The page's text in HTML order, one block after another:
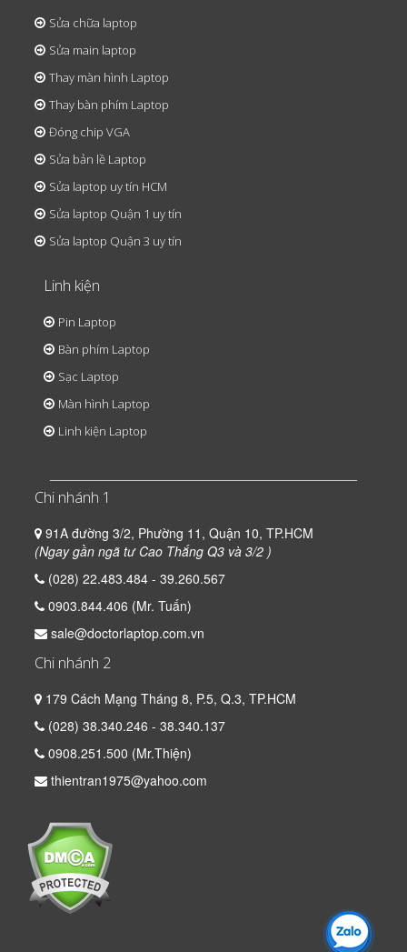
Sửa chữa laptop
Sửa main laptop
Thay màn hình Laptop
Thay bàn phím Laptop
Đóng chip VGA
Sửa bản lề Laptop
Sửa laptop uy tín HCM
Sửa laptop Quận 1 uy tín
Sửa laptop Quận 3 uy tín
Linh kiện
Pin Laptop
Bàn phím Laptop
Sạc Laptop
Màn hình Laptop
Linh kiện Laptop
Chi nhánh 1
91A đường 3/2, Phường 11, Quận 10, TP.HCM
(Ngay gần ngã tư Cao Thắng Q3 và 3/2 )
(028) 22.483.484 - 39.260.567
0903.844.406 (Mr. Tuấn)
sale@doctorlaptop.com.vn
Chi nhánh 2
179 Cách Mạng Tháng 8, P.5, Q.3, TP.HCM
(028) 38.340.246 - 38.340.137
0908.251.500 (Mr.Thiện)
thientran1975@yahoo.com